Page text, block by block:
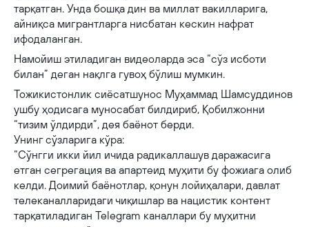
тарқатган. Унда бошқа дин ва миллат вакилларига,
айниқса мигрантларга нисбатан кескин нафрат
ифодаланган.
Намойиш этиладиган видеоларда эса “сўз исботи
билан” деган нақлга гувоҳ бўлиш мумкин.
Тожикистонлик сиёсатшунос Муҳаммад Шамсуддинов
ушбу ҳодисага муносабат билдириб, Қобилжонни
“тизим ўлдирди”, дея баёнот берди.
Унинг сўзларига кўра:
“Сўнгги икки йил ичида радикаллашув даражасига
етган сегрегация ва апартеид муҳити бу фожиага олиб
келди. Доимий баёнотлар, қонун лойиҳалари, давлат
телеканалларидаги чиқишлар ва нацистик контент
тарқатиладиган Telegram каналлари бу муҳитни